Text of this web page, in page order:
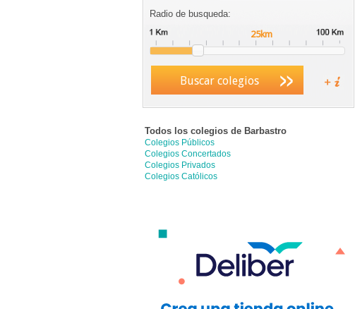
Radio de busqueda:
Buscar colegios
Todos los colegios de Barbastro
Colegios Públicos
Colegios Concertados
Colegios Privados
Colegios Católicos